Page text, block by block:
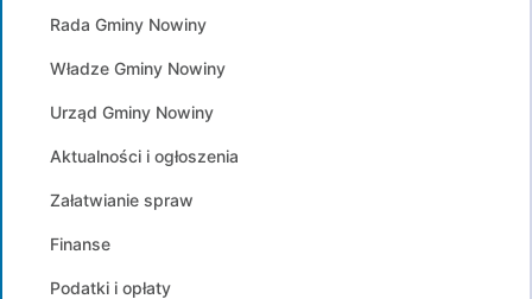
Rada Gminy Nowiny
Władze Gminy Nowiny
Urząd Gminy Nowiny
Aktualności i ogłoszenia
Załatwianie spraw
Finanse
Podatki i opłaty